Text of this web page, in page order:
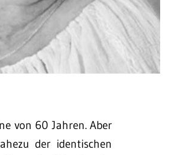
von 60 Jahren. Aber
der identischen